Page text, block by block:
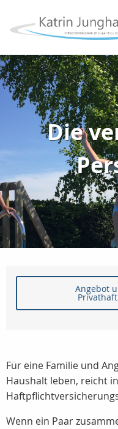
Die
Angebot
Für eine Familie und
Haushalt leben, reicht
Wenn ein Paar